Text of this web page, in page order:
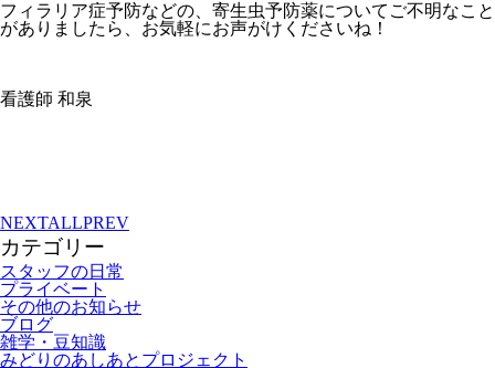
フィラリア症予防などの、寄生虫予防薬についてご不明なこと
がありましたら、お気軽にお声がけくださいね！
看護師 和泉
NEXTALLPREV
カテゴリー
スタッフの日常
プライベート
その他のお知らせ
ブログ
雑学・豆知識
みどりのあしあとプロジェクト